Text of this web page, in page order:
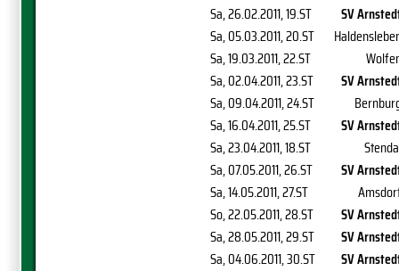
Sa, 26.02.2011, 19.ST
SV
Sa, 05.03.2011, 20.ST
Sa, 19.03.2011, 22.ST
Sa, 02.04.2011, 23.ST
SV
Sa, 09.04.2011, 24.ST
Sa, 16.04.2011, 25.ST
SV
Sa, 23.04.2011, 18.ST
Sa, 07.05.2011, 26.ST
SV
Sa, 14.05.2011, 27.ST
So, 22.05.2011, 28.ST
SV
Sa, 28.05.2011, 29.ST
SV
Sa, 04.06.2011, 30.ST SV